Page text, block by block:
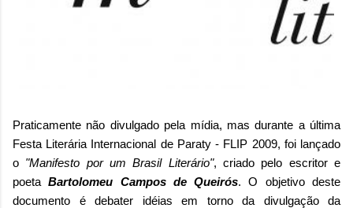
Praticamente não divulgado pela mídia, mas durante a última
Festa Literária Internacional de Paraty - FLIP 2009, foi lançado
o "Manifesto por um Brasil Literário", criado pelo escritor e
poetaBartolomeu Campos de Queirós. O objetivo deste
documento é debater idéias em torno da divulgação da